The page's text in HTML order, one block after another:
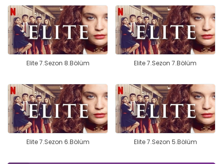
Elite 7.Sezon 8.Bölüm Elite 7.Sezon 7.Bölüm
Elite 7.Sezon 6.Bölüm Elite 7.Sezon 5.Bölüm